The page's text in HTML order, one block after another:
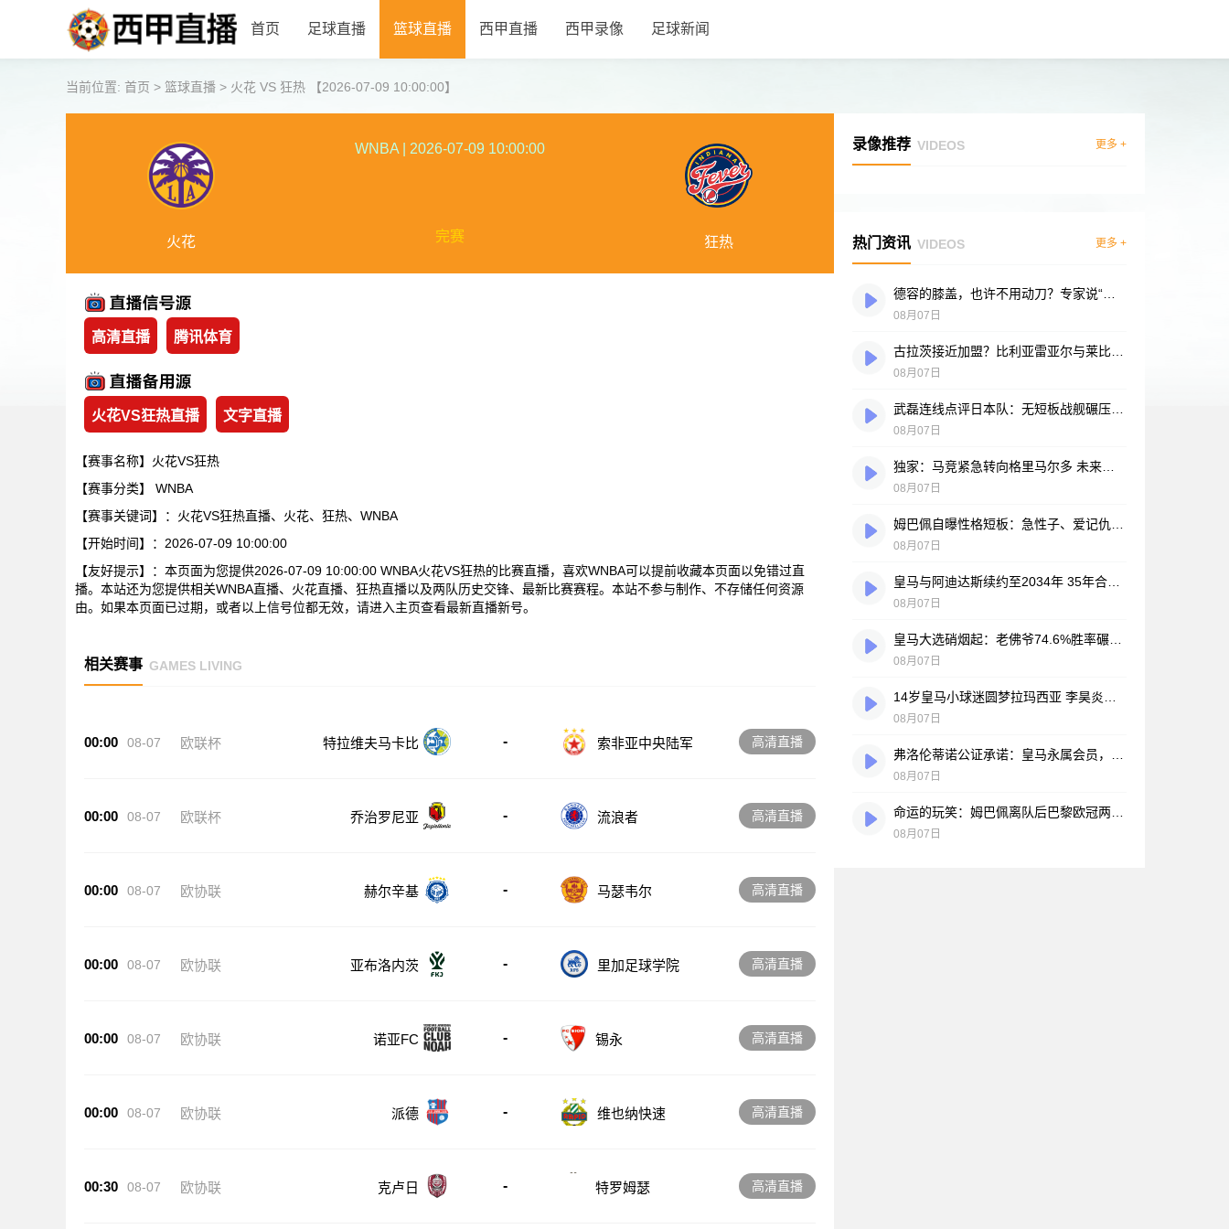
首页 足球直播 篮球直播 西甲直播 西甲录像 足球新闻
当前位置: 首页 > 篮球直播 > 火花 VS 狂热 【2026-07-09 10:00:00】
火花
WNBA 2026-07-09 10:00:00
完赛 狂热
高清直播 腾讯体育
火花VS狂热直播 文字直播
【赛事名称】火花VS狂热
【赛事分类】 WNBA
【赛事关键词】：火花VS狂热直播、火花、狂热、WNBA
【开始时间】：2026-07-09 10:00:00
【友好提示】：本页面为您提供2026-07-09 10:00:00 WNBA火花VS狂热的比赛直播，喜欢WNBA可以提前收藏本页面以免错过直
播。本站还为您提供相关WNBA直播、火花直播、狂热直播以及两队历史交锋、最新比赛赛程。本站不参与制作、不存储任何资源
由。如果本页面已过期，或者以上信号位都无效，请进入主页查看最新直播新号。
相关赛事 GAMES LIVING
00:00 08-07 欧联杯 特拉维夫马卡比 - 索非亚中央陆军 高清直播
00:00 08-07 欧联杯 乔治罗尼亚 - 流浪者 高清直播
00:00 08-07 欧协联 赫尔辛基 - 马瑟韦尔 高清直播
00:00 08-07 欧协联 亚布洛内茨 - 里加足球学院 高清直播
00:00 08-07 欧协联 诺亚FC - 锡永 高清直播
00:00 08-07 欧协联 派德 - 维也纳快速 高清直播
00:30 08-07 欧协联 克卢日 - 特罗姆瑟 高清直播
录像推荐 VIDEOS 更多 +
热门资讯 VIDEOS 更多 +
08月07日
08月07日
08月07日
08月07日
08月07日
08月07日
08月07日
08月07日
08月07日
08月07日